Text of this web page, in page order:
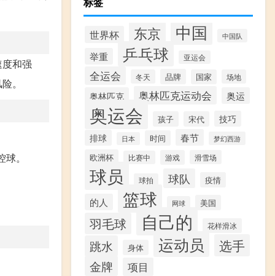
和强
。
。
世界杯 东京 中国 中国队
举重 乒乓球 亚运会
全运会 冬天 品牌 国家 场地
奥林匹克 奥林匹克运动会 奥运
奥运会 孩子 宋代
技巧
排球
日本 时间 春节 梦幻西游
欧洲杯 比赛中 游戏 滑雪场
球员 球拍 球队 疫情
的人 篮球 网球 美国
羽毛球 自己的 花样滑冰
跳水 身体 运动员 选手
金牌 项目